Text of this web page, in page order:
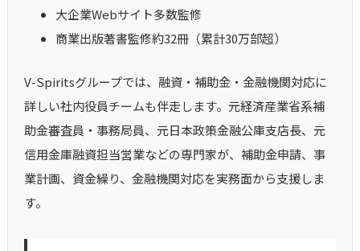
大企業Webサイト多数監修
商業出版著書監修約32冊（累計30万部超）
V-Spiritsグループでは、融資・補助金・金融機関対応に
詳しい社内役員チームも伴走します。元経済産業省系補
助金審査員・事務局員、元日本政策金融公庫支店長、元
信用金庫融資担当営業などの専門家が、補助金申請、事
業計画、資金繰り、金融機関対応を実務面から支援しま
す。